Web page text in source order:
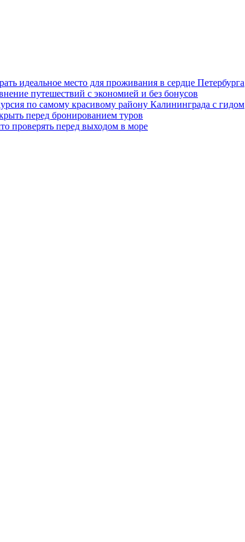
идеальное место для проживания в сердце Петербурга
путешествий с экономией и без бонусов
по самому красивому району Калининграда с гидом
перед бронированием туров
проверять перед выходом в море